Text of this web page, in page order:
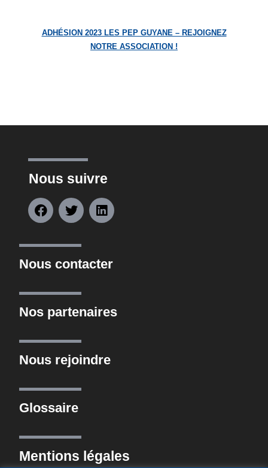
ADHÉSION 2023 LES PEP GUYANE – REJOIGNEZ
NOTRE ASSOCIATION !
Nous suivre
Nous contacter
Nos partenaires
Nous rejoindre
Glossaire
Mentions légales